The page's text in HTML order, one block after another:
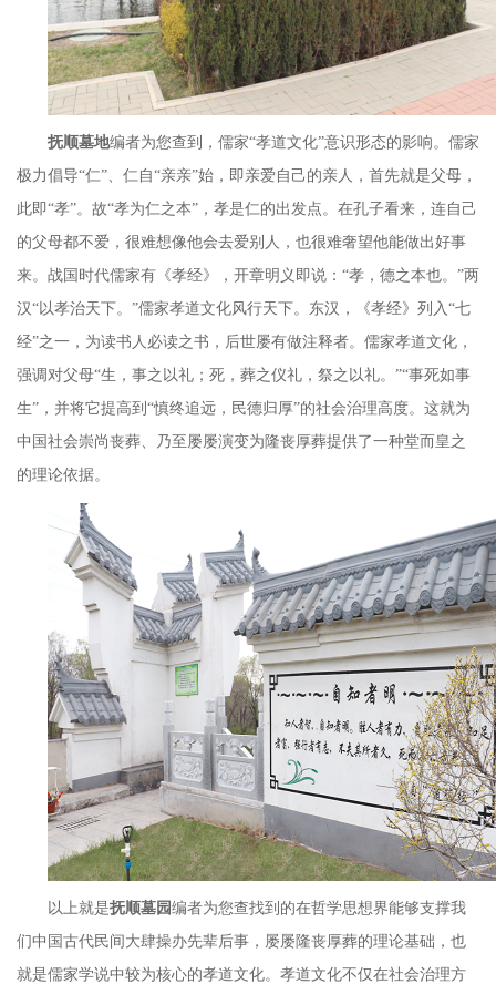
抚顺墓地编者为您查到，儒家“孝道文化”意识形态的影响。儒家
极力倡导“仁”、仁自“亲亲”始，即亲爱自己的亲人，首先就是父母，
此即“孝”。故“孝为仁之本”，孝是仁的出发点。在孔子看来，连自己
的父母都不爱，很难想像他会去爱别人，也很难奢望他能做出好事
来。战国时代儒家有《孝经》，开章明义即说： “孝，德之本也。 ”两
汉“以孝治天下。 ”儒家孝道文化风行天下。东汉，《孝经》列入“七
经”之一，为读书人必读之书，后世屡有做注释者。儒家孝道文化，
强调对父母“生，事之以礼；死，葬之仪礼，祭之以礼。 ”“事死如事
生” ，并将它提高到 “慎终追远，民德归厚”的社会治理高度。这就为
中国社会崇尚丧葬、乃至屡屡演变为隆丧厚葬提供了一种堂而皇之
的理论依据。
以上就是抚顺墓园编者为您查找到的在哲学思想界能够支撑我
们中国古代民间大肆操办先辈后事，屡屡隆丧厚葬的理论基础，也
就是儒家学说中较为核心的孝道文化。孝道文化不仅在社会治理方